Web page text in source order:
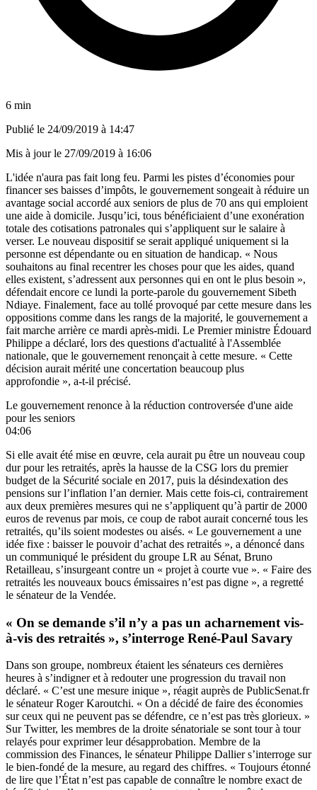
6 min
Publié le 24/09/2019 à 14:47
Mis à jour le 27/09/2019 à 16:06
L'idée n'aura pas fait long feu. Parmi les pistes d’économies pour
financer ses baisses d’impôts, le gouvernement songeait à réduire un
avantage social accordé aux seniors de plus de 70 ans qui emploient
une aide à domicile. Jusqu’ici, tous bénéficiaient d’une exonération
totale des cotisations patronales qui s’appliquent sur le salaire à
verser. Le nouveau dispositif se serait appliqué uniquement si la
personne est dépendante ou en situation de handicap. « Nous
souhaitons au final recentrer les choses pour que les aides, quand
elles existent, s’adressent aux personnes qui en ont le plus besoin »,
défendait encore ce lundi la porte-parole du gouvernement Sibeth
Ndiaye. Finalement, face au tollé provoqué par cette mesure dans les
oppositions comme dans les rangs de la majorité, le gouvernement a
fait marche arrière ce mardi après-midi. Le Premier ministre Édouard
Philippe a déclaré, lors des questions d'actualité à l'Assemblée
nationale, que le gouvernement renonçait à cette mesure. « Cette
décision aurait mérité une concertation beaucoup plus
approfondie », a-t-il précisé.
Le gouvernement renonce à la réduction controversée d'une aide
pour les seniors
04:06
Si elle avait été mise en œuvre, cela aurait pu être un nouveau coup
dur pour les retraités, après la hausse de la CSG lors du premier
budget de la Sécurité sociale en 2017, puis la désindexation des
pensions sur l’inflation l’an dernier. Mais cette fois-ci, contrairement
aux deux premières mesures qui ne s’appliquent qu’à partir de 2000
euros de revenus par mois, ce coup de rabot aurait concerné tous les
retraités, qu’ils soient modestes ou aisés. « Le gouvernement a une
idée fixe : baisser le pouvoir d’achat des retraités », a dénoncé dans
un communiqué le président du groupe LR au Sénat, Bruno
Retailleau, s’insurgeant contre un « projet à courte vue ». « Faire des
retraités les nouveaux boucs émissaires n’est pas digne », a regretté
le sénateur de la Vendée.
« On se demande s’il n’y a pas un acharnement vis-
à-vis des retraités », s’interroge René-Paul Savary
Dans son groupe, nombreux étaient les sénateurs ces dernières
heures à s’indigner et à redouter une progression du travail non
déclaré. « C’est une mesure inique », réagit auprès de PublicSenat.fr
le sénateur Roger Karoutchi. « On a décidé de faire des économies
sur ceux qui ne peuvent pas se défendre, ce n’est pas très glorieux. »
Sur Twitter, les membres de la droite sénatoriale se sont tour à tour
relayés pour exprimer leur désapprobation. Membre de la
commission des Finances, le sénateur Philippe Dallier s’interroge sur
le bien-fondé de la mesure, au regard des chiffres. « Toujours étonné
de lire que l’État n’est pas capable de connaître le nombre exact de